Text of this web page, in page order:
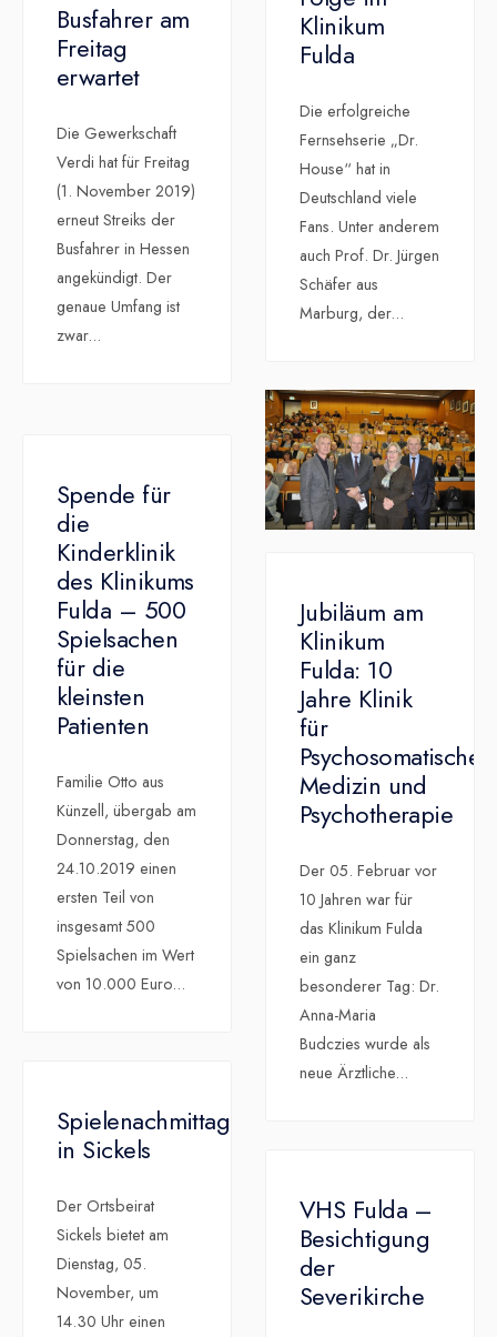
Klinikum
Fulda
Die erfolgreiche
Fernsehserie „Dr.
House“ hat in
Deutschland viele
Fans. Unter anderem
auch Prof. Dr. Jürgen
Schäfer aus
Marburg, der...
Busfahrer am
Freitag
erwartet
Die Gewerkschaft
Verdi hat für Freitag
(1. November 2019)
erneut Streiks der
Busfahrer in Hessen
angekündigt. Der
genaue Umfang ist
zwar...
Jubiläum am
Klinikum
Fulda: 10
Jahre Klinik
für
Psychosomatische
Medizin und
Psychotherapie
Der 05. Februar vor
10 Jahren war für
das Klinikum Fulda
ein ganz
besonderer Tag: Dr.
Anna-Maria
Budczies wurde als
neue Ärztliche...
Spende für
die
Kinderklinik
des Klinikums
Fulda – 500
Spielsachen
für die
kleinsten
Patienten
Familie Otto aus
Künzell, übergab am
Donnerstag, den
24.10.2019 einen
ersten Teil von
insgesamt 500
Spielsachen im Wert
von 10.000 Euro...
Spielenachmittag
in Sickels
Der Ortsbeirat
Sickels bietet am
Dienstag, 05.
November, um
14.30 Uhr einen
VHS Fulda –
Besichtigung
der
Severikirche